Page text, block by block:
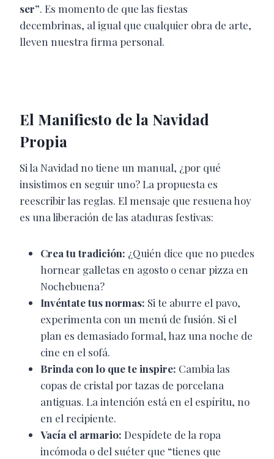
ser”. Es momento de que las fiestas
decembrinas, al igual que cualquier obra de arte,
lleven nuestra firma personal.
El Manifiesto de la Navidad
Propia
Si la Navidad no tiene un manual, ¿por qué
insistimos en seguir uno? La propuesta es
reescribir las reglas. El mensaje que resuena hoy
es una liberación de las ataduras festivas:
Crea tu tradición: ¿Quién dice que no puedes
hornear galletas en agosto o cenar pizza en
Nochebuena?
Invéntate tus normas: Si te aburre el pavo,
experimenta con un menú de fusión. Si el
plan es demasiado formal, haz una noche de
cine en el sofá.
Brinda con lo que te inspire: Cambia las
copas de cristal por tazas de porcelana
antiguas. La intención está en el espíritu, no
en el recipiente.
Vacía el armario: Despídete de la ropa
incómoda o del suéter que “tienes que